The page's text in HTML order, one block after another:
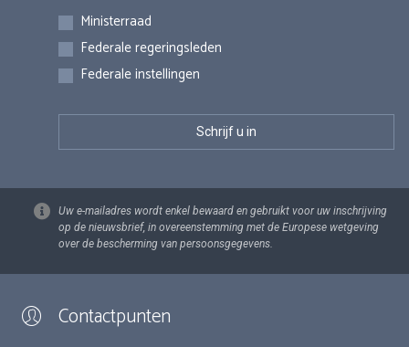
Inschrijvingen
Ministerraad
Federale regeringsleden
Federale instellingen
Uw e-mailadres wordt enkel bewaard en gebruikt voor uw inschrijving
op de nieuwsbrief, in overeenstemming met de Europese wetgeving
over de bescherming van persoonsgegevens.
Contactpunten